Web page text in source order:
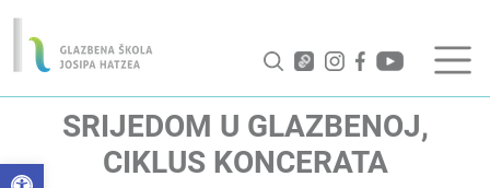
Open toolbar
SRIJEDOM U GLAZBENOJ,
CIKLUS KONCERATA